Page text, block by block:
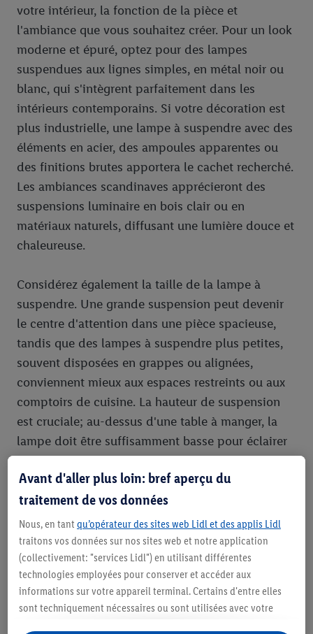
votre intérieur, la fonction de la pièce et
l'ambiance que vous souhaitez créer. Pour un look
moderne et épuré, optez pour des lampes
suspendues aux lignes simples, en métal noir ou
blanc, qui s'intègrent parfaitement dans les
intérieurs contemporains. Si votre décoration est
plus industrielle, une lampe à suspendre avec des
éléments en acier, des ampoules apparentes ou
des finitions brutes apportera le cachet recherché.
Les ambiances scandinaves apprécieront des
suspensions luminaire en bois clair ou en
matériaux naturels, diffusant une lumière douce et
chaleureuse.
Considérez également la taille de la lampe à
suspendre. Une grande suspension peut devenir
le centre d'attention dans une pièce spacieuse,
tandis que des lampes à suspendre plus petites,
souvent disposées en grappes ou alignées,
conviennent mieux aux espaces restreints ou aux
comptoirs de cuisine. La hauteur de suspension
est cruciale; au-dessus d'une table à manger, la
lampe doit être suffisamment basse pour éclairer
sans éblouir, mais assez haute pour ne pas gêner
la conversation. Pensez enfin à la couleur de la
lumière: une lumière chaude (environ 2700K-
3000K) crée une atmosphère cosy et relaxante,
idéale pour le salon ou la chambre, tandis qu'une
lumière plus froide (4000K et plus) est plus
adaptée aux zones de travail comme la cuisine ou
le bureau. Notre gamme de lampes suspendues
vous offre toutes ces possibilités pour illuminer
Avant d'aller plus loin: bref aperçu du
traitement de vos données
Nous, en tant qu’opérateur des sites web Lidl et des applis Lidl
traitons vos données sur nos sites web et notre application
(collectivement: "services Lidl") en utilisant différentes
technologies employées pour conserver et accéder aux
informations sur votre appareil terminal. Certains d'entre elles
sont techniquement nécessaires ou sont utilisées avec votre